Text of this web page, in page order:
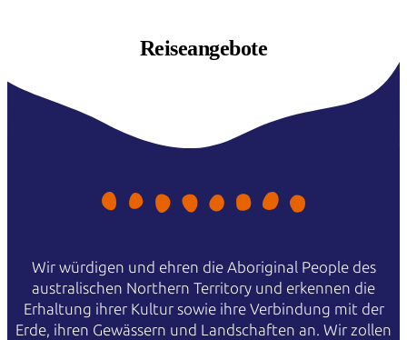
Reiseangebote
Wir würdigen und ehren die Aboriginal People des
australischen Northern Territory und erkennen die
Erhaltung ihrer Kultur sowie ihre Verbindung mit der
Erde, ihren Gewässern und Landschaften an. Wir zollen